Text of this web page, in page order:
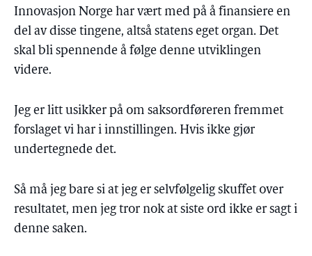
Innovasjon Norge har vært med på å finansiere en
del av disse tingene, altså statens eget organ. Det
skal bli spennende å følge denne utviklingen
videre.
Jeg er litt usikker på om saksordføreren fremmet
forslaget vi har i innstillingen. Hvis ikke gjør
undertegnede det.
Så må jeg bare si at jeg er selvfølgelig skuffet over
resultatet, men jeg tror nok at siste ord ikke er sagt i
denne saken.